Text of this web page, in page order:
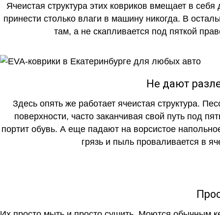
Ячеистая структура этих ковриков вмещает в
принести столько влаги в машину никогда. В
там, а не скапливается под пяткой
Не дают
Здесь опять же работает ячеистая структура.
поверхности, часто заканчивая свой путь под
портит обувь. А еще падают на ворсистое
грязь и пыль проваливается в